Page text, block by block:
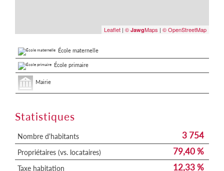
Leaflet | © JawgMaps | © OpenStreetMap
École maternelle
École primaire
Mairie
Statistiques
Nombre d'habitants 3 754
Propriétaires (vs. locataires) 79,40 %
Taxe habitation 12,33 %